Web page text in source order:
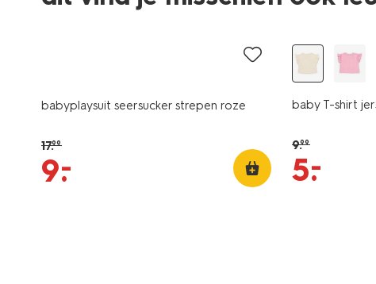
babyplaysuit seersucker strepen roze
17.99
9.
–
baby T-shirt
9.99
5.
–